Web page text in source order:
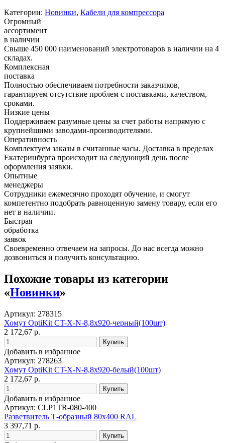
Категории: Новинки, Кабели для компрессора
Огромный
ассортимент
в наличии
Свыше 450 000 наименований электротоваров в наличии на 4
складах.
Комплексная
поставка
Полностью обеспечиваем потребности заказчиков,
гарантируем отсутствие проблем с поставками, качеством,
сроками.
Низкие цены
Поддерживаем разумные цены за счет работы напрямую с
крупнейшими заводами-производителями.
Оперативность
Комплектуем заказы в считанные часы. Доставка в пределах
Екатеринбурга происходит на следующий день после
оформления заявки.
Опытные
менеджеры
Сотрудники ежемесячно проходят обучение, и смогут
компетентно подобрать равноценную замену товару, если его
нет в наличии.
Быстрая
обработка
заявок
Своевременно отвечаем на запросы. До нас всегда можно
дозвониться и получить консультацию.
Похожие товары из категории
«Новинки»
Артикул: 278315
Хомут OptiKit CT-Х-N-8,8х920-черный(100шт)
2 172,67 р.
Добавить в избранное
Артикул: 278263
Хомут OptiKit CT-Х-N-8,8х920-белый(100шт)
2 172,67 р.
Добавить в избранное
Артикул: CLP1TR-080-400
Разветвитель Т-образный 80х400 RAL
3 397,71 р.